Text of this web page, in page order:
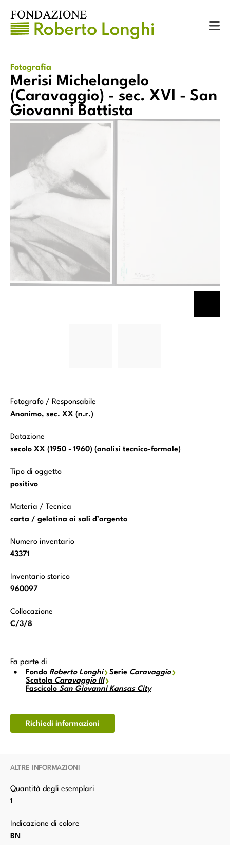
- sec. XVI - San Giovanni
Merisi Michelangelo
Merisi Michelangelo
(Caravaggio) - sec. XVI - San
Giovanni Battista
Fotografia
Fotografo / Responsabile
Anonimo, sec. XX (n.r.)
Datazione
secolo XX (1950 - 1960) (analisi tecnico-formale)
Tipo di oggetto
positivo
Materia / Tecnica
carta / gelatina ai sali d’argento
Numero inventario
43371
Inventario storico
960097
Collocazione
C/3/8
Fa parte di
Fondo Roberto Longhi Serie Caravaggio
Scatola Caravaggio III
Fascicolo San Giovanni Kansas City
Richiedi informazioni
ALTRE INFORMAZIONI
Quantità degli esemplari
1
Indicazione di colore
BN